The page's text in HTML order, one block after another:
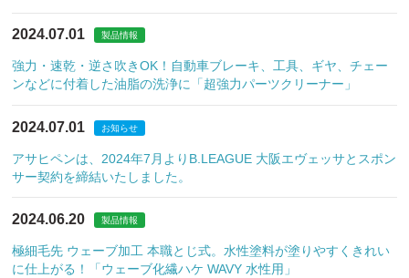
2024.07.01 製品情報
強力・速乾・逆さ吹きOK！自動車ブレーキ、工具、ギヤ、チェー
ンなどに付着した油脂の洗浄に「超強力パーツクリーナー」
2024.07.01 お知らせ
アサヒペンは、2024年7月よりB.LEAGUE 大阪エヴェッサとスポン
サー契約を締結いたしました。
2024.06.20 製品情報
極細毛先 ウェーブ加工 本職とじ式。水性塗料が塗りやすくきれい
に仕上がる！「ウェーブ化繊ハケ WAVY 水性用」